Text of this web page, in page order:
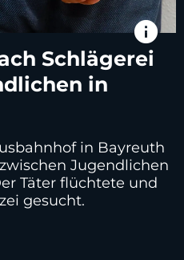
info
Schlägerei
in
in Bayreuth
Jugendlichen
Täter flüchtete und
gesucht.